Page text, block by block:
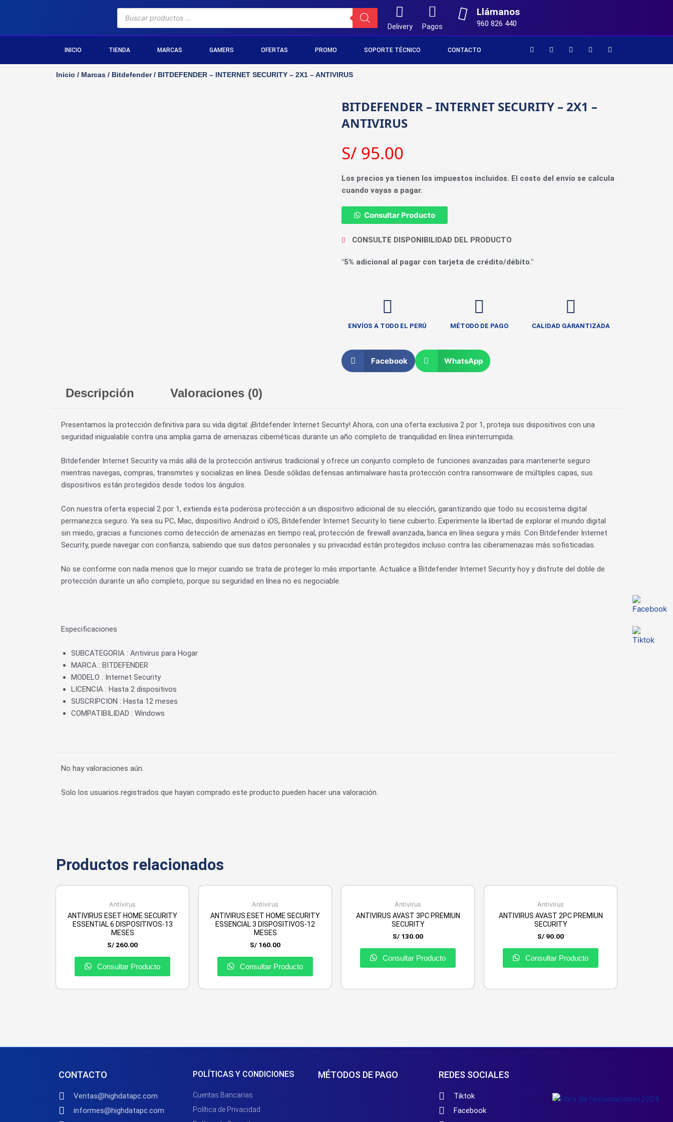
Delivery Pagos
Llámanos
960 826 440
INICIO TIENDA MARCAS GAMERS OFERTAS PROMO SOPORTE TÉCNICO CONTACTO
Inicio / Marcas / Bitdefender/ BITDEFENDER – INTERNET SECURITY – 2X1 – ANTIVIRUS
BITDEFENDER – INTERNET SECURITY – 2X1 –
ANTIVIRUS
S/ 95.00
Los precios ya tienen los impuestos incluidos. El costo del envío se calcula
cuando vayas a pagar.
Consultar Producto
CONSULTE DISPONIBILIDAD DEL PRODUCTO
"5% adicional al pagar con tarjeta de crédito/débito."
ENVÍOS A TODO EL PERÚ MÉTODO DE PAGO CALIDAD GARANTIZADA
Facebook WhatsApp
Descripción Valoraciones (0)
Presentamos la protección definitiva para su vida digital: ¡Bitdefender Internet Security! Ahora, con una oferta exclusiva 2 por 1, proteja sus dispositivos con una
seguridad inigualable contra una amplia gama de amenazas cibernéticas durante un año completo de tranquilidad en línea ininterrumpida.
Bitdefender Internet Security va más allá de la protección antivirus tradicional y ofrece un conjunto completo de funciones avanzadas para mantenerte seguro
mientras navegas, compras, transmites y socializas en línea. Desde sólidas defensas antimalware hasta protección contra ransomware de múltiples capas, sus
dispositivos están protegidos desde todos los ángulos.
Con nuestra oferta especial 2 por 1, extienda esta poderosa protección a un dispositivo adicional de su elección, garantizando que todo su ecosistema digital
permanezca seguro. Ya sea su PC, Mac, dispositivo Android o iOS, Bitdefender Internet Security lo tiene cubierto. Experimente la libertad de explorar el mundo digital
sin miedo, gracias a funciones como detección de amenazas en tiempo real, protección de firewall avanzada, banca en línea segura y más. Con Bitdefender Internet
Security, puede navegar con confianza, sabiendo que sus datos personales y su privacidad están protegidos incluso contra las ciberamenazas más sofisticadas.
No se conforme con nada menos que lo mejor cuando se trata de proteger lo más importante. Actualice a Bitdefender Internet Security hoy y disfrute del doble de
protección durante un año completo, porque su seguridad en línea no es negociable.
Especificaciones
SUBCATEGORIA : Antivirus para Hogar
MARCA : BITDEFENDER
MODELO : Internet Security
LICENCIA : Hasta 2 dispositivos
SUSCRIPCION : Hasta 12 meses
COMPATIBILIDAD : Windows
No hay valoraciones aún.
Solo los usuarios registrados que hayan comprado este producto pueden hacer una valoración.
Productos relacionados
Antivirus
ANTIVIRUS ESET HOME SECURITY
ESSENTIAL 6 DISPOSITIVOS-13
MESES
S/ 260.00
Consultar Producto
Antivirus
ANTIVIRUS ESET HOME SECURITY
ESSENCIAL 3 DISPOSITIVOS-12
MESES
S/ 160.00
Consultar Producto
Antivirus
ANTIVIRUS AVAST 3PC PREMIUN
SECURITY
S/ 130.00
Consultar Producto
Antivirus
ANTIVIRUS AVAST 2PC PREMIUN
SECURITY
S/ 90.00
Consultar Producto
CONTACTO
Ventas@highdatapc.com
informes@highdatapc.com
POLÍTICAS Y CONDICIONES
Cuentas Bancarias
Política de Privacidad
MÉTODOS DE PAGO REDES SOCIALES
Tiktok
Facebook